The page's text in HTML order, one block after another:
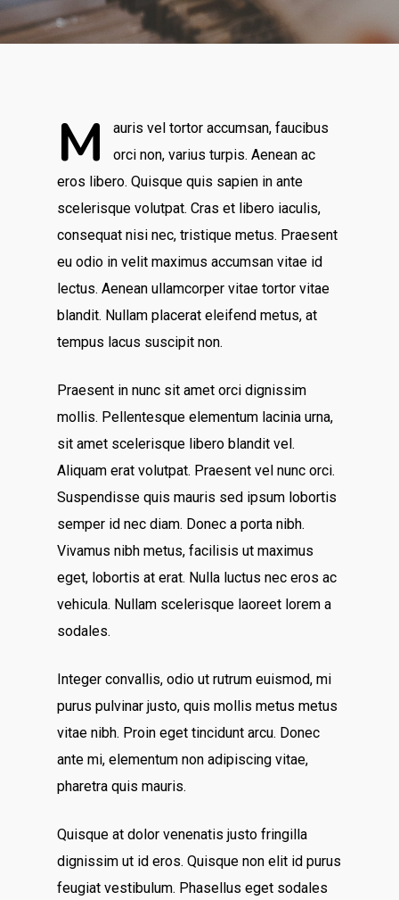
M
auris vel tortor accumsan, faucibus
orci non, varius turpis. Aenean ac
eros libero. Quisque quis sapien in ante
scelerisque volutpat. Cras et libero iaculis,
consequat nisi nec, tristique metus. Praesent
eu odio in velit maximus accumsan vitae id
lectus. Aenean ullamcorper vitae tortor vitae
blandit. Nullam placerat eleifend metus, at
tempus lacus suscipit non.
Praesent in nunc sit amet orci dignissim
mollis. Pellentesque elementum lacinia urna,
sit amet scelerisque libero blandit vel.
Aliquam erat volutpat. Praesent vel nunc orci.
Suspendisse quis mauris sed ipsum lobortis
semper id nec diam. Donec a porta nibh.
Vivamus nibh metus, facilisis ut maximus
eget, lobortis at erat. Nulla luctus nec eros ac
vehicula. Nullam scelerisque laoreet lorem a
sodales.
Integer convallis, odio ut rutrum euismod, mi
purus pulvinar justo, quis mollis metus metus
vitae nibh. Proin eget tincidunt arcu. Donec
ante mi, elementum non adipiscing vitae,
pharetra quis mauris.
Quisque at dolor venenatis justo fringilla
dignissim ut id eros. Quisque non elit id purus
feugiat vestibulum. Phasellus eget sodales